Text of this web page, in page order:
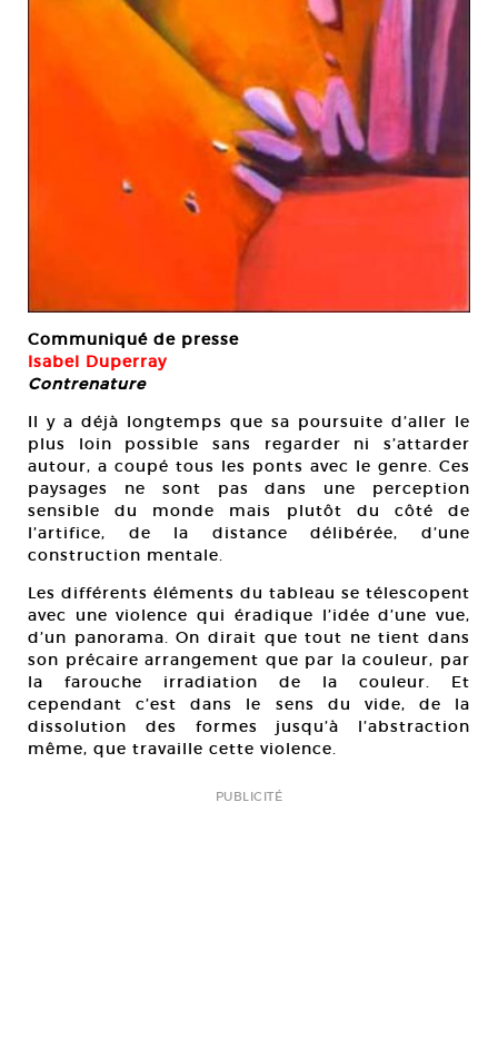
Communiqué de presse
Isabel Duperray
Contrenature
Il y a déjà longtemps que sa poursuite d’aller le
plus loin possible sans regarder ni s’attarder
autour, a coupé tous les ponts avec le genre. Ces
paysages ne sont pas dans une perception
sensible du monde mais plutôt du côté de
l’artifice, de la distance délibérée, d’une
construction mentale.
Les différents éléments du tableau se télescopent
avec une violence qui éradique l’idée d’une vue,
d’un panorama. On dirait que tout ne tient dans
son précaire arrangement que par la couleur, par
la farouche irradiation de la couleur. Et
cependant c’est dans le sens du vide, de la
dissolution des formes jusqu’à l’abstraction
même, que travaille cette violence.
PUBLICITÉ